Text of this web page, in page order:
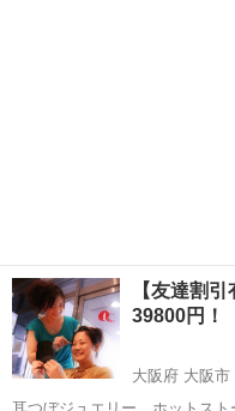
【友達割
39800円！
大阪府 大阪市